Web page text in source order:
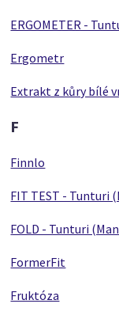
ERGOMETER -
Ergometr
Extrakt z kůry bílé
F
Finnlo
FIT TEST - Tunturi
FOLD - Tunturi
FormerFit
Fruktóza